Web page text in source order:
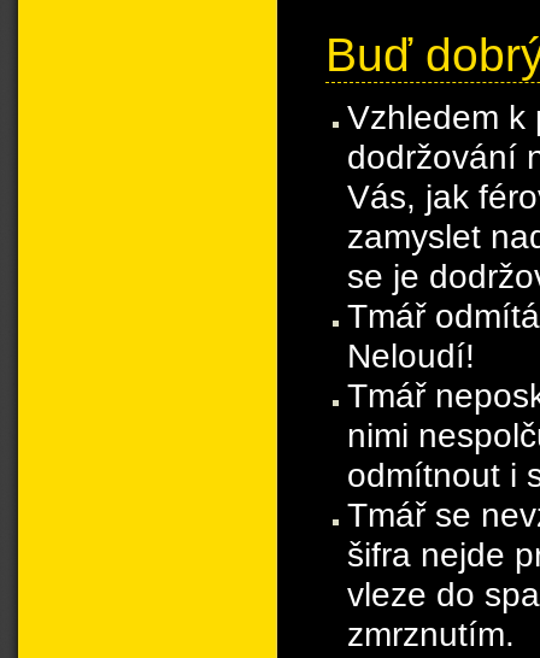
Buď
Vzhledem k
dodržování
Vás, jak
zamyslet
se je
Tmář
Neloudí!
Tmář
nimi
odmítnout i
Tmář se
šifra nejde
vleze do
zmrznutím.